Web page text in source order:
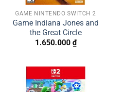
GAME NINTENDO SWITCH 2
Game Indiana Jones and
the Great Circle
1.650.000 ₫